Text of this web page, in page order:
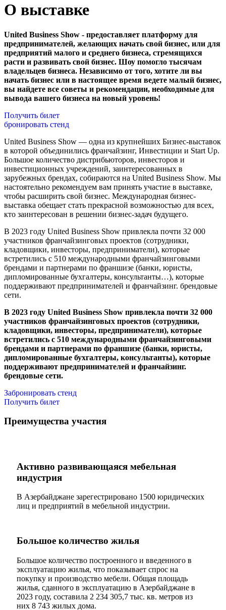
О выставке
United Business Show - предоставляет платформу для
предпринимателей, желающих начать свой бизнес, или для
предприятий малого и среднего бизнеса, стремящихся
расти и развивать свой бизнес. Шоу помогло тысячам
владельцев бизнеса. Независимо от того, хотите ли вы
начать бизнес или в настоящее время ведете малый бизнес,
вы найдете все советы и рекомендации, необходимые для
вывода вашего бизнеса на новый уровень!
Получить билет
бронировать стенд
United Business Show — одна из крупнейших Бизнес-выставок
в которой объединились франчайзинг, Инвестиции и Start Up.
Большое количество дистрибьюторов, инвесторов и
инвестиционных учреждений, заинтересованных в
зарубежных брендах, собираются на United Business Show. Мы
настоятельно рекомендуем вам принять участие в выставке,
чтобы расширить свой бизнес. Международная бизнес-
выставка обещает стать прекрасной возможностью для всех,
кто заинтересован в решении бизнес-задач будущего.
В 2023 году United Business Show привлекла почти 32 000
участников франчайзинговых проектов (сотрудники,
кладовщики, инвесторы, предприниматели), которые
встретились с 510 международными франчайзинговыми
брендами и партнерами по франшизе (банки, юристы,
дипломированные бухгалтеры, консультанты…), которые
поддерживают предпринимателей и франчайзинг. брендовые
сети.
В 2023 году United Business Show привлекла почти 32 000
участников франчайзинговых проектов (сотрудники,
кладовщики, инвесторы, предприниматели), которые
встретились с 510 международными франчайзинговыми
брендами и партнерами по франшизе (банки, юристы,
дипломированные бухгалтеры, консультанты), которые
поддерживают предпринимателей и франчайзинг.
брендовые сети.
Забронировать стенд
Получить билет
Преимущества участия
Активно развивающаяся мебельная
индустрия
В Азербайджане зарегестрировано 1500 юридических
лиц и предприятий в мебельной индустрии.
Большое количество жилья
Большое количество построенного и введенного в
эксплуатацию жилья, что показывает спрос на
покупку и производство мебели. Общая площадь
жилья, сданного в эксплуатацию в Азербайджане в
2023 году, составила 2 234 305,7 тыс. кв. метров из
них 8 743 жилых дома.